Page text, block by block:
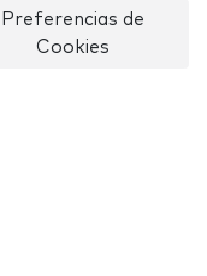
Preferencias de
Cookies